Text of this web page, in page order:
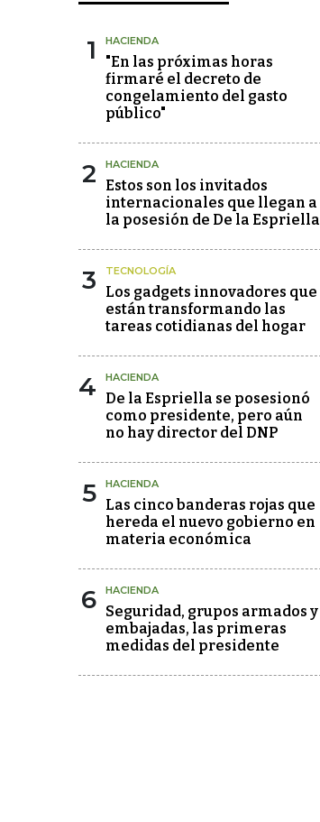
1 HACIENDA
"En las próximas horas
firmaré el decreto de
congelamiento del gasto
público"
2 HACIENDA
Estos son los invitados
internacionales que llegan a
la posesión de De la Espriella
3 TECNOLOGÍA
Los gadgets innovadores que
están transformando las
tareas cotidianas del hogar
4 HACIENDA
De la Espriella se posesionó
como presidente, pero aún
no hay director del DNP
5 HACIENDA
Las cinco banderas rojas que
hereda el nuevo gobierno en
materia económica
6 HACIENDA
Seguridad, grupos armados y
embajadas, las primeras
medidas del presidente